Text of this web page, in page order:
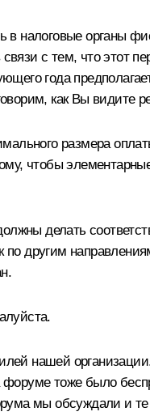
в налоговые органы
с тем, что этот
года
как Вы видите
размера
чтобы
делать
другим
нашей
форуме тоже было
мы обсуждали и